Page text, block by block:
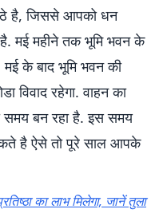
है, जिससे आपको धन
मई महीने तक भूमि भवन के
के बाद भूमि भवन की
विवाद रहेगा. वाहन का
समय बन रहा है. इस समय
है ऐसे तो पूरे साल आपके
का लाभ मिलेगा, जानें तुला